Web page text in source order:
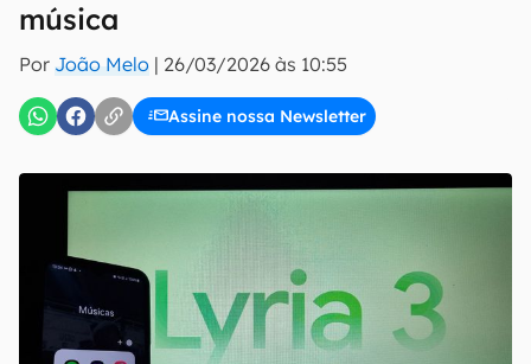
música
Por João Melo | 26/03/2026 às 10:55
Assine nossa Newsletter
inscreva-se
Uso e Política de Privacidade do Canaltech.